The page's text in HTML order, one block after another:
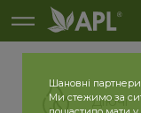
Діючі
Шановні
Ми стежимо за